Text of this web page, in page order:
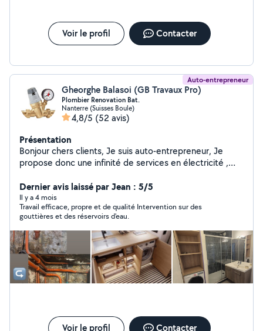
Voir le profil Contacter
Auto-entrepreneur
Gheorghe Balasoi (GB Travaux Pro)
Plombier Renovation Bat.
Nanterre (Suisses Boule)
4,8/5 (52 avis)
Présentation
Bonjour chers clients, Je suis auto-entrepreneur, Je
propose donc une infinité de services en électricité ,
Cuisine pour les maisons, appartements, etc Par
exemple : Dépannage en électricité, Recherche et
réparation de panne, Installation électrique complète,
Pose de luminaires, Installation et Réparation de prises
de courant, Pose et raccordement de chauffages
électriques, Pose et raccordement de ballons d'eau
chaude, Pose et raccordement de prises RJ, posé
carrelage, montage de cloison en bA13 ,pose parquet
Pose Toilettes normal et suspendue ... etc
Dernier avis laissé par Jean : 5/5
Il y a 4 mois
Travail efficace, propre et de qualité Intervention sur des
gouttières et des réservoirs d'eau.
Voir le profil Contacter